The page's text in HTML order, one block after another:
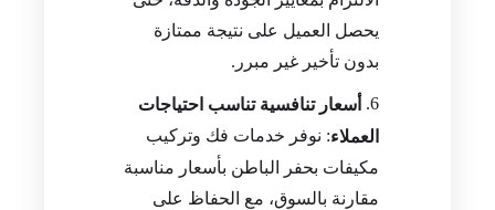
يحصل العميل على نتيجة ممتازة
بدون تأخير غير مبرر.
أسعار تنافسية تناسب احتياجات
العملاء: نوفر خدمات فك وتركيب
مكيفات بحفر الباطن بأسعار مناسبة
مقارنة بالسوق، مع الحفاظ على